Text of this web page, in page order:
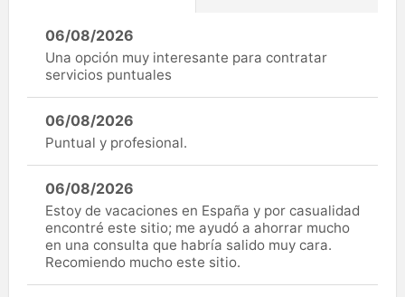
06/08/2026
Una opción muy interesante para contratar
servicios puntuales
06/08/2026
Puntual y profesional.
06/08/2026
Estoy de vacaciones en España y por casualidad
encontré este sitio; me ayudó a ahorrar mucho
en una consulta que habría salido muy cara.
Recomiendo mucho este sitio.